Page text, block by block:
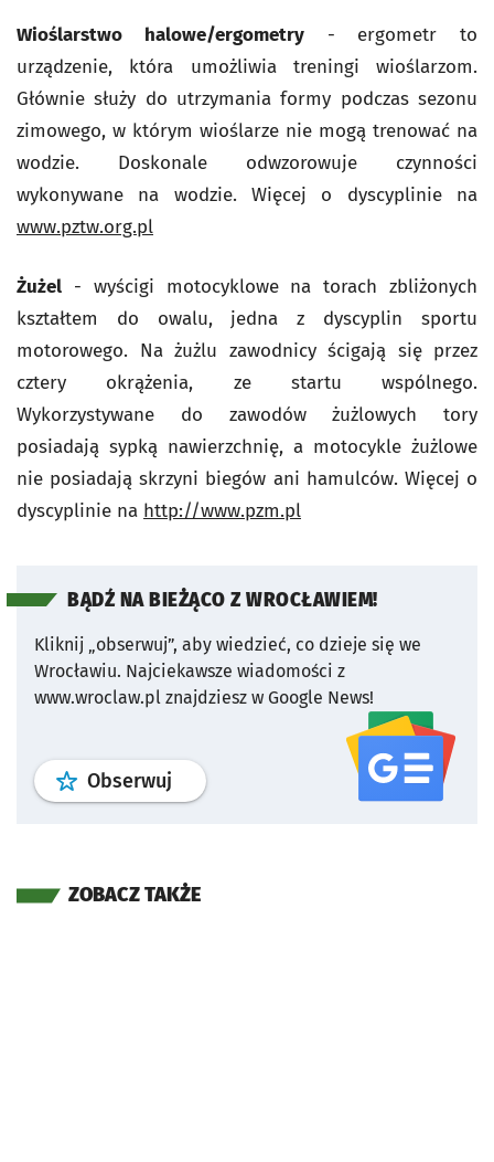
Wioślarstwo halowe/ergometry- ergometr to
urządzenie, która umożliwia treningi wioślarzom.
Głównie służy do utrzymania formy podczas sezonu
zimowego, w którym wioślarze nie mogą trenować na
wodzie. Doskonale odwzorowuje czynności
wykonywane na wodzie. Więcej o dyscyplinie na
www.pztw.org.pl
Żużel - wyścigi motocyklowe na torach zbliżonych
kształtem do owalu, jedna z dyscyplin sportu
motorowego. Na żużlu zawodnicy ścigają się przez
cztery okrążenia, ze startu wspólnego.
Wykorzystywane do zawodów żużlowych tory
posiadają sypką nawierzchnię, a motocykle żużlowe
nie posiadają skrzyni biegów ani hamulców. Więcej o
dyscyplinie na http://www.pzm.pl
BĄDŹ NA BIEŻĄCO Z WROCŁAWIEM!
Kliknij „obserwuj”, aby wiedzieć, co dzieje się we
Wrocławiu. Najciekawsze wiadomości z
www.wroclaw.pl znajdziesz w Google News!
Obserwuj profil serwisu
ZOBACZ TAKŻE